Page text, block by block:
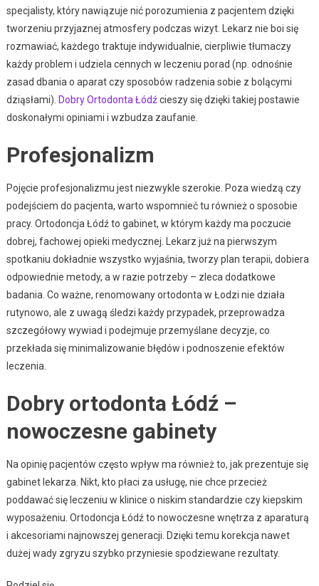
specjalisty, który nawiązuje nić porozumienia z pacjentem dzięki
tworzeniu przyjaznej atmosfery podczas wizyt. Lekarz nie boi się
rozmawiać, każdego traktuje indywidualnie, cierpliwie tłumaczy
każdy problem i udziela cennych w leczeniu porad (np. odnośnie
zasad dbania o aparat czy sposobów radzenia sobie z bolącymi
dziąsłami). Dobry Ortodonta Łódźcieszy się dzięki takiej postawie
doskonałymi opiniami i wzbudza zaufanie.
Profesjonalizm
Pojęcie profesjonalizmu jest niezwykle szerokie. Poza wiedzą czy
podejściem do pacjenta, warto wspomnieć tu również o sposobie
pracy. Ortodoncja Łódź to gabinet, w którym każdy ma poczucie
dobrej, fachowej opieki medycznej. Lekarz już na pierwszym
spotkaniu dokładnie wszystko wyjaśnia, tworzy plan terapii, dobiera
odpowiednie metody, a w razie potrzeby – zleca dodatkowe
badania. Co ważne, renomowany ortodonta w Łodzi nie działa
rutynowo, ale z uwagą śledzi każdy przypadek, przeprowadza
szczegółowy wywiad i podejmuje przemyślane decyzje, co
przekłada się minimalizowanie błędów i podnoszenie efektów
leczenia.
Dobry ortodonta Łódź –
nowoczesne gabinety
Na opinię pacjentów często wpływ ma również to, jak prezentuje się
gabinet lekarza. Nikt, kto płaci za usługę, nie chce przecież
poddawać się leczeniu w klinice o niskim standardzie czy kiepskim
wyposażeniu. Ortodoncja Łódź to nowoczesne wnętrza z aparaturą
i akcesoriami najnowszej generacji. Dzięki temu korekcja nawet
dużej wady zgryzu szybko przyniesie spodziewane rezultaty.